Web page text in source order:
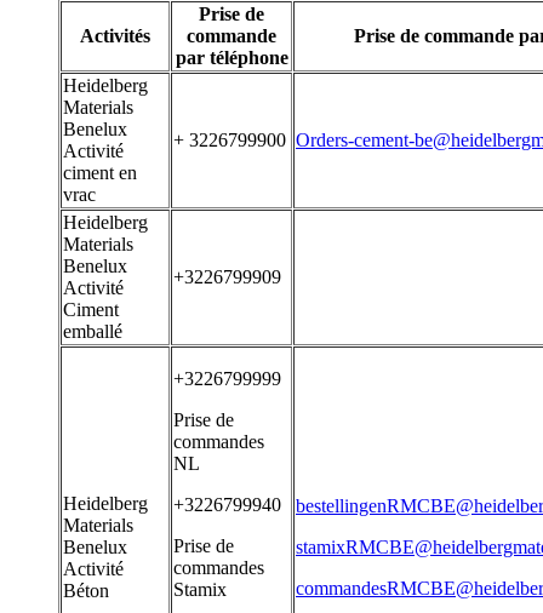
Activités
Prise de
commande
par téléphone
Prise de commande
Heidelberg
Materials
Benelux
Activité
ciment en
vrac
+ 3226799900 Orders-cement-
Heidelberg
Materials
Benelux
Activité
Ciment
emballé
+3226799909
Heidelberg
Materials
Benelux
Activité
Béton
+3226799999
Prise de
commandes
NL
+3226799940
Prise de
commandes
Stamix